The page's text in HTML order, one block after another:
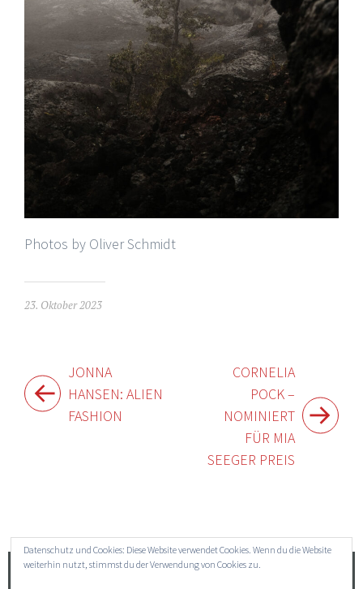
Photos by Oliver Schmidt
23. Oktober 2023
Beitragsnavigation
JONNA
HANSEN: ALIEN
FASHION
CORNELIA
POCK –
NOMINIERT
FÜR MIA
SEEGER PREIS
Datenschutz und Cookies: Diese Website verwendet Cookies. Wenn du die Website
weiterhin nutzt, stimmst du der Verwendung von Cookies zu.